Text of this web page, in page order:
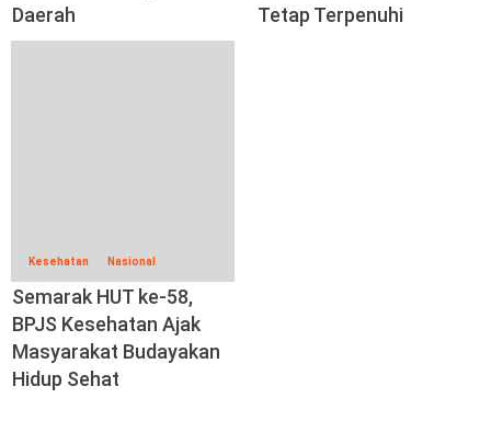
Daerah
Tetap Terpenuhi
Kesehatan Nasional
Semarak HUT ke-58,
BPJS Kesehatan Ajak
Masyarakat Budayakan
Hidup Sehat